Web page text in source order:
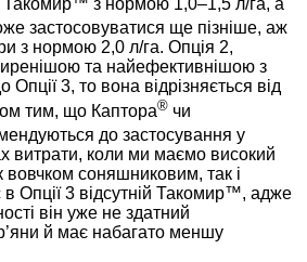
Такомир™ з нормою 1,0–1,5 л/га, а
застосовуватися ще пізніше, аж
з нормою 2,0 л/га. Опція 2,
та найефективнішою з
Опції 3, то вона відрізняється від
тим, що Каптора® чи
до застосування у
витрати, коли ми маємо високий
вовчком соняшниковим, так і
Опції 3 відсутній Такомир™, адже
він уже не здатний
й має набагато меншу